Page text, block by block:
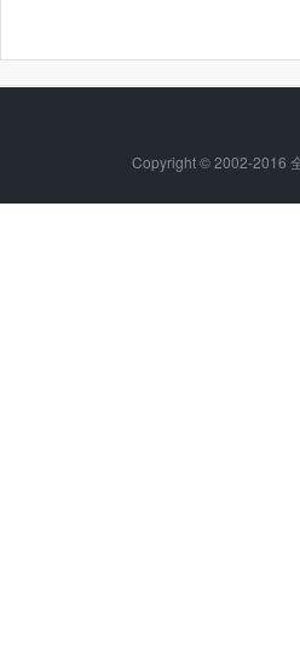
Copyright © 2002-2016